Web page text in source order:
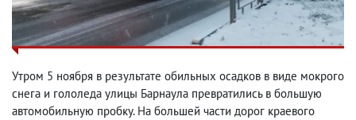
Утром 5 ноября в результате обильных осадков в виде мокрого
снега и гололеда улицы Барнаула превратились в большую
автомобильную пробку. На большей части дорог краевого